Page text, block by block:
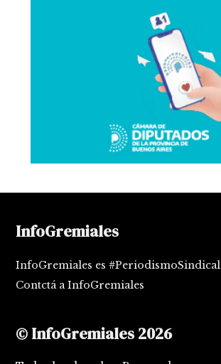
InfoGremiales
InfoGremiales es #PeriodismoSindical
Contctá a InfoGremiales
© InfoGremiales 2026